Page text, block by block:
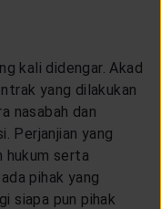
kali didengar. Akad
yang dilakukan
nasabah dan
Perjanjian yang
hukum serta
pihak yang
siapa pun pihak